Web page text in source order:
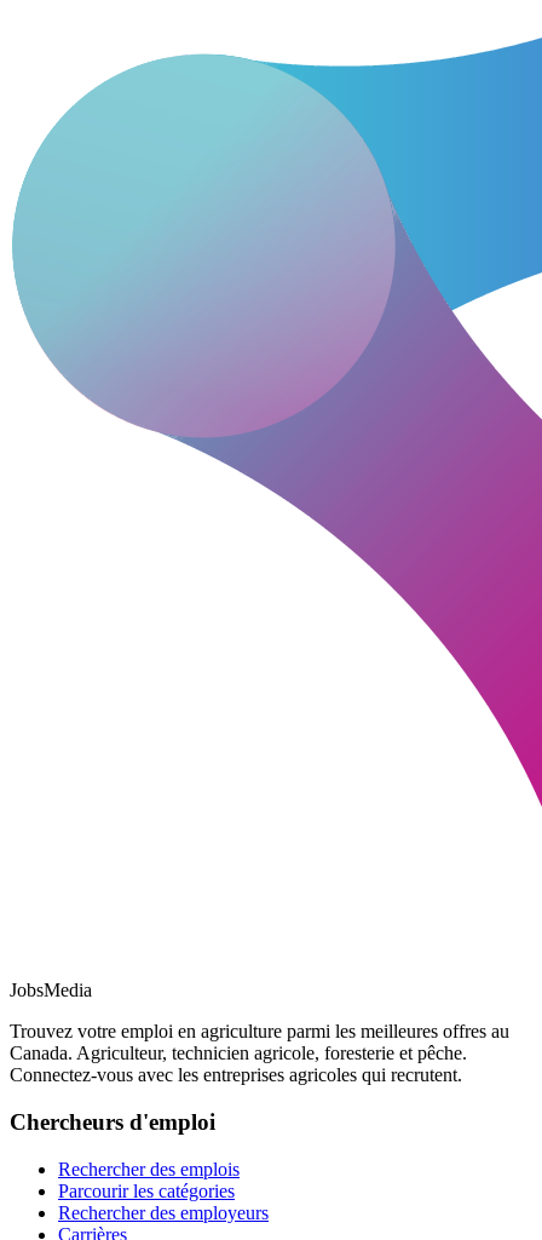
JobsMedia
Trouvez votre emploi en agriculture parmi les meilleures offres au
Canada. Agriculteur, technicien agricole, foresterie et pêche.
Connectez-vous avec les entreprises agricoles qui recrutent.
Chercheurs d'emploi
Rechercher des emplois
Parcourir les catégories
Rechercher des employeurs
Carrières